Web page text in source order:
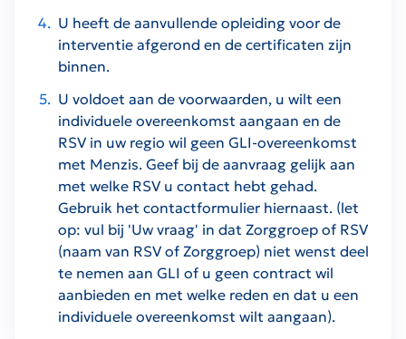
U heeft de aanvullende opleiding voor de
interventie afgerond en de certificaten zijn
binnen.
U voldoet aan de voorwaarden, u wilt een
individuele overeenkomst aangaan en de
RSV in uw regio wil geen GLI-overeenkomst
met Menzis. Geef bij de aanvraag gelijk aan
met welke RSV u contact hebt gehad.
Gebruik het contactformulier hiernaast. (let
op: vul bij 'Uw vraag' in dat Zorggroep of RSV
(naam van RSV of Zorggroep) niet wenst deel
te nemen aan GLI of u geen contract wil
aanbieden en met welke reden en dat u een
individuele overeenkomst wilt aangaan).